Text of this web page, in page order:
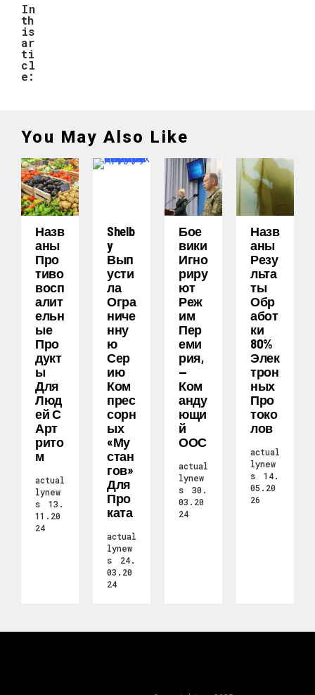
In
th
is
ar
ti
cl
e:
You May Also Like
Назв
Аны
Про
Тиво
Восп
Алит
Ельн
Ые
Про
Дукт
Ы
Для
Люд
Ей С
Арт
Рито
М
actual
lynew
s
13.
11.20
24
Shelb
Y
Вып
Усти
Ла
Огра
Ниче
Нну
Ю
Сер
Ию
Ком
Прес
Сорн
Ых
«Му
Стан
Гов»
Для
Про
Ката
actual
lynew
s
24.
03.20
24
Бое
Вики
Игно
Риру
Ют
Реж
Им
Пер
Еми
Рия,
—
Ком
Анду
Ющи
Й
ООС
actual
lynew
s
30.
03.20
24
Назв
Аны
Резу
Льта
Ты
Обр
Абот
Ки
80%
Элек
Трон
Ных
Про
Токо
Лов
actual
lynew
s
14.
05.20
26